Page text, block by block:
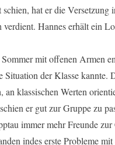
schien, hat er die Versetzung
verdient. Hannes erhält ein
mit offenen Armen
Situation der Klasse kannte.
an klassischen Werten
er gut zur Gruppe zu
immer mehr Freunde zur
indes erste Probleme mit